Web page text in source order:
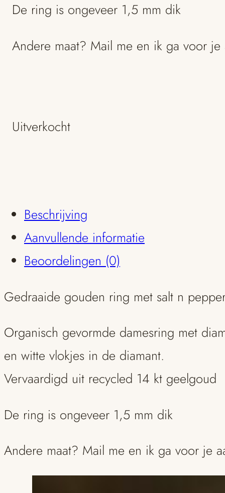
De ring is ongeveer 1,5 mm dik
Andere maat? Mail me en ik ga voor je
Uitverkocht
Beschrijving
Aanvullende informatie
Beoordelingen (0)
Gedraaide gouden ring met salt n
Organisch gevormde damesring met
en witte vlokjes in de diamant.
Vervaardigd uit recycled 14 kt geelgoud
De ring is ongeveer 1,5 mm dik
Andere maat? Mail me en ik ga voor je